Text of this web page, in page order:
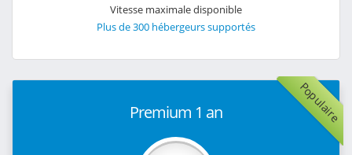
Vitesse maximale disponible
Plus de 300 hébergeurs supportés
Populaire
Premium 1 an